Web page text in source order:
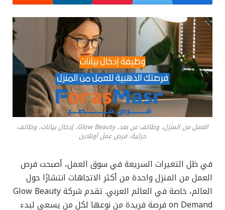
العمل من المنزل، وظائف عن بعد، Glow Beauty، إدخال بيانات، وظائف
جزئية، فرص عمل أونلاين
في ظل التغيرات السريعة في سوق العمل، أصبحت فرص
العمل من المنزل واحدة من أكثر الاتجاهات انتشارًا حول
العالم، خاصة في العالم العربي. تقدم شركة Glow Beauty
on Demand فرصة فريدة من نوعها لكل من يسعى لبدء